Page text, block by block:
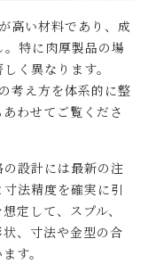
高い材料であり、成
特に肉厚製品の場
く異なります。
考え方を体系的に整
わせてご覧くださ
設計には最新の注
法精度を確実に引
定して、スプル、
、寸法や金型の合
す。